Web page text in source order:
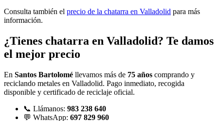
Consulta también el precio de la chatarra en Valladolid para más
información.
¿Tienes chatarra en Valladolid? Te damos
el mejor precio
En Santos Bartolomé llevamos más de 75 años comprando y
reciclando metales en Valladolid. Pago inmediato, recogida
disponible y certificado de reciclaje oficial.
📞 Llámanos: 983 238 640
💬 WhatsApp: 697 829 960